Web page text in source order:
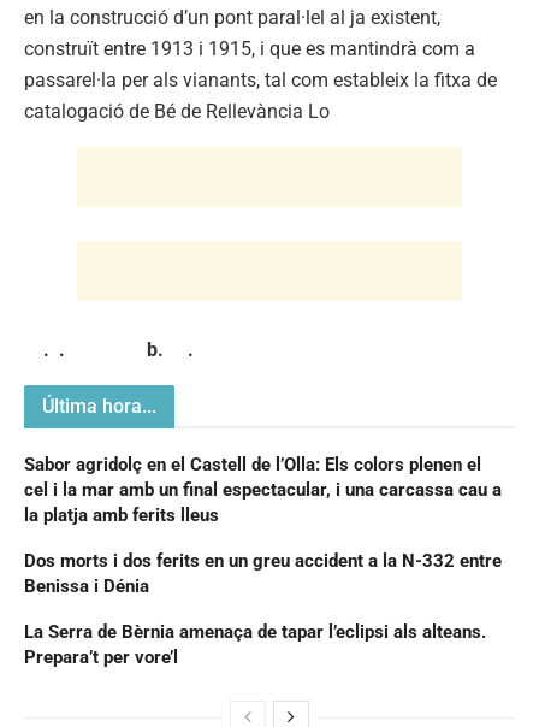
en la construcció d’un pont paral·lel al ja existent,
construït entre 1913 i 1915, i que es mantindrà com a
passarel·la per als vianants, tal com estableix la fitxa de
catalogació de Bé de Rellevància Lo
. . b. .
Última hora...
Sabor agridolç en el Castell de l’Olla: Els colors plenen el
cel i la mar amb un final espectacular, i una carcassa cau a
la platja amb ferits lleus
Dos morts i dos ferits en un greu accident a la N-332 entre
Benissa i Dénia
La Serra de Bèrnia amenaça de tapar l’eclipsi als alteans.
Prepara’t per vore’l